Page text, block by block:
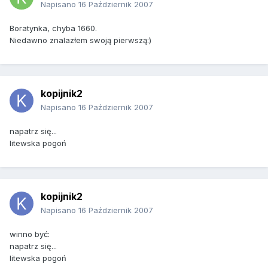
Napisano 16 Październik 2007
Boratynka, chyba 1660.
Niedawno znalazłem swoją pierwszą:)
kopijnik2
Napisano 16 Październik 2007
napatrz się...
litewska pogoń
kopijnik2
Napisano 16 Październik 2007
winno być:
napatrz się...
litewska pogoń